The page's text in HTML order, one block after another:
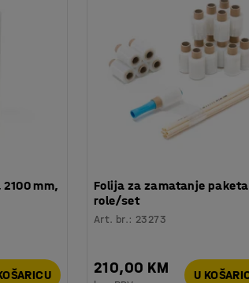
mm,
Folija za zamatanje
role/set
Art. br.: 23273
210,00 KM U